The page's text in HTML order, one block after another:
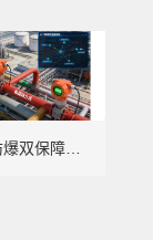
耐腐蚀与防爆双保障：康宝莱智慧水务赋能化工行业精准计量